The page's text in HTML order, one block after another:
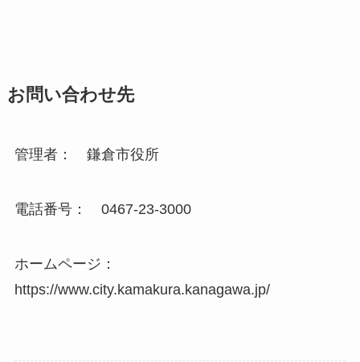
お問い合わせ先
管理者： 鎌倉市役所
電話番号： 0467-23-3000
ホームページ：
https://www.city.kamakura.kanagawa.jp/